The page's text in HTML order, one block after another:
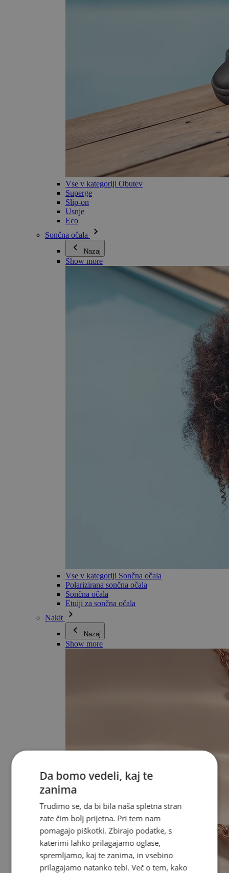
Vse v kategoriji Obutev
Superge
Slip-on
Usnje
Eco
Sončna očala
Nazaj
Show more
Vse v kategoriji Sončna očala
Polarizirana sončna očala
Sončna očala
Etuiji za sončna očala
Nakit
Nazaj
Show more
Da bomo vedeli, kaj te
zanima
Trudimo se, da bi bila naša spletna stran
zate čim bolj prijetna. Pri tem nam
pomagajo piškotki. Zbirajo podatke, s
katerimi lahko prilagajamo oglase,
spremljamo, kaj te zanima, in vsebino
prilagajamo natanko tebi. Več o tem, kako